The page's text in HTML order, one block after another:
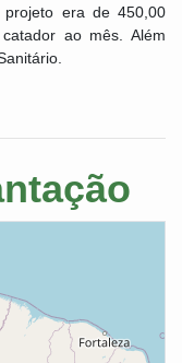
era de 450,00
ao mês. Além